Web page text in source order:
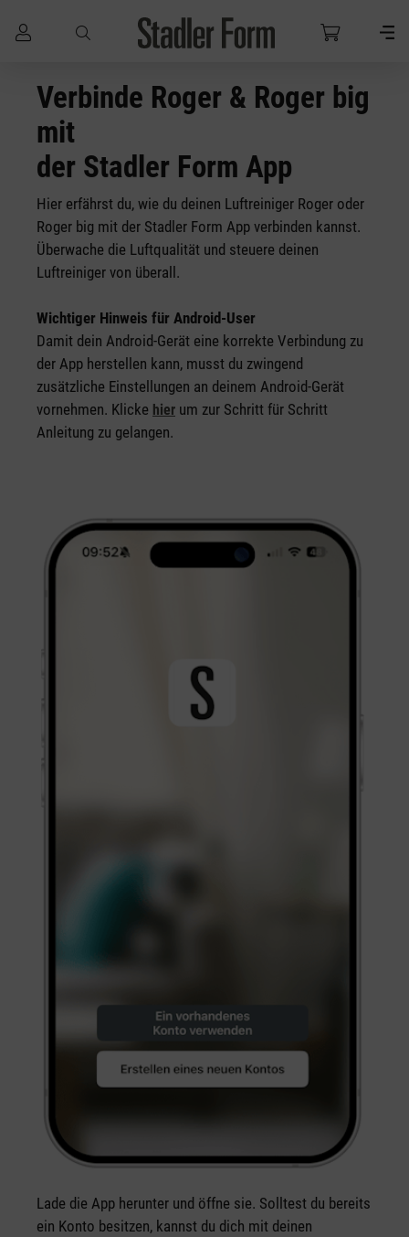
Zum Hauptinhalt springen
Verbinde Roger & Roger big
mit
der Stadler Form App
Hier erfährst du, wie du deinen Luftreiniger Roger oder
Roger big mit der Stadler Form App verbinden kannst.
Überwache die Luftqualität und steuere deinen
Luftreiniger von überall.
Wichtiger Hinweis für Android-User
Damit dein Android-Gerät eine korrekte Verbindung zu
der App herstellen kann, musst du zwingend
zusätzliche Einstellungen an deinem Android-Gerät
vornehmen. Klicke hier um zur Schritt für Schritt
Anleitung zu gelangen.
Lade die App herunter und öffne sie. Solltest du bereits
ein Konto besitzen, kannst du dich mit deinen